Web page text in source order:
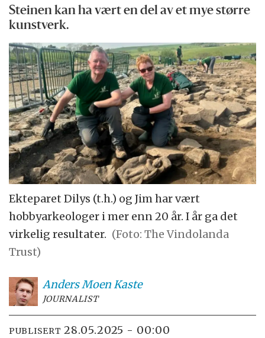
Steinen kan ha vært en del av et mye større
kunstverk.
Ekteparet Dilys (t.h.) og Jim har vært
hobbyarkeologer i mer enn 20 år. I år ga det
virkelig resultater. (Foto: The Vindolanda
Trust)
Anders MoenKaste
JOURNALIST
PUBLISERT 28.05.2025 - 00:00